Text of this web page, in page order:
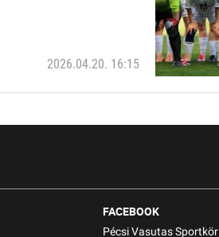
2026.04.20. 16:15
FACEBOOK
Pécsi Vasutas Sportkör